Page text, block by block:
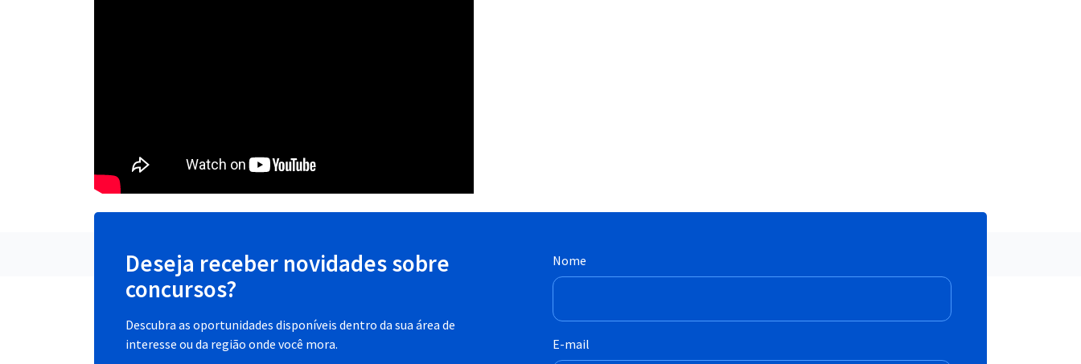
Deseja receber novidades sobre
concursos?
Descubra as oportunidades disponíveis dentro da sua área de
interesse ou da região onde você mora.
Nome
E-mail